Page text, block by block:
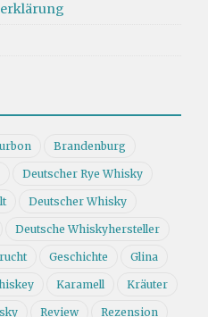
Brandenburg
Deutscher Rye Whisky
Deutscher Whisky
Deutsche Whiskyhersteller
Geschichte Glina
Karamell Kräuter
Review Rezension